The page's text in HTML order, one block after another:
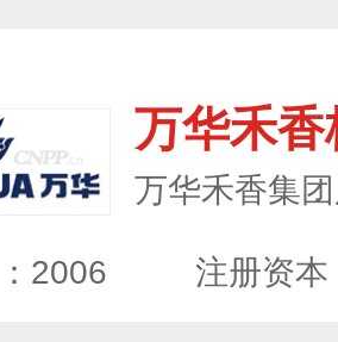
万华禾香
万华禾香集
2006 注册资